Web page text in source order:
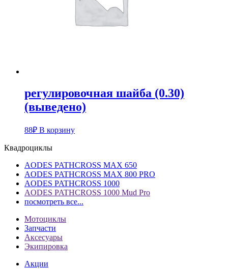
регулировочная шайба (0.30)
(выведено)
88₽ В корзину
Квадроциклы
AODES PATHCROSS MAX 650
AODES PATHCROSS MAX 800 PRO
AODES PATHCROSS 1000
AODES PATHCROSS 1000 Mud Pro
посмотреть все...
Мотоциклы
Запчасти
Аксесуары
Экипировка
Акции